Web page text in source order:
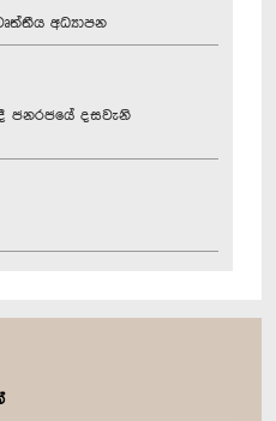
අධ්‍යාපන
ජනරජයේ දසවැනි